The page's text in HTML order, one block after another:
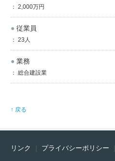
： 2,000万円
● 従業員
： 23人
● 業務
： 総合建設業
↑ 戻る
リンク プライバシーポリシー